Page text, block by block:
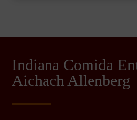
Indiana Comida
Aichach Allenberg